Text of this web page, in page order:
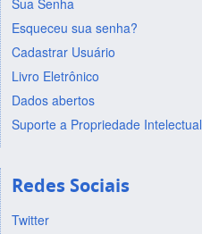
Sua Senha
Esqueceu sua senha?
Cadastrar Usuário
Livro Eletrônico
Dados abertos
Suporte a Propriedade Intelectual
Redes Sociais
Twitter